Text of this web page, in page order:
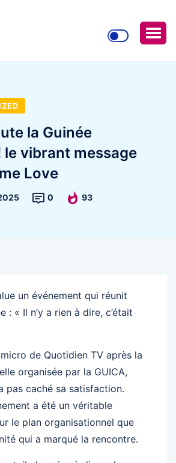
la Guinée
le vibrant message
Love
0 93
un événement qui réunit
: « Il n’y a rien à dire, c’était
de Quotidien TV après la
organisée par la GUICA,
pas caché sa satisfaction.
a été un véritable
le plan organisationnel que
qui a marqué la rencontre.